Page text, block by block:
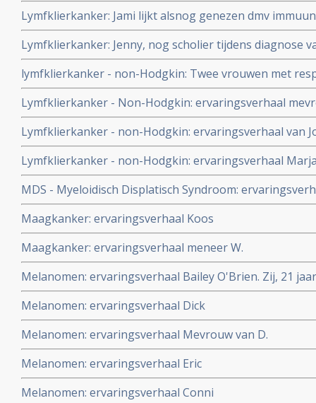
Lymfklierkanker: Jami lijkt alsnog genezen dmv
immuuntherapie van haar zwaar voorbehandelde
(non-Hodgkin)
Lymfklierkanker: Jenny, nog scholier tijdens diagnose
later genezen met immuuntherapie
lymfklierkanker - non-Hodgkin: Twee vrouwen met
eierstokkanker kiezen bewust voor geen chemo maar
Houtsmullerdieet en komen beiden in totale remissie.
in de Margriet.
Lymfklierkanker - Non-Hodgkin: ervaringsverhaal
Lymfklierkanker - non-Hodgkin: ervaringsverhaal van
Lymfklierkanker - non-Hodgkin: ervaringsverhaal
MDS - Myeloidisch Displatisch Syndroom:
Maagkanker: ervaringsverhaal Koos
Maagkanker: ervaringsverhaal meneer W.
Melanomen: ervaringsverhaal Bailey O'Brien. Zij, 21
melanoom stadium 4 waar operaties en chemo
dendritische celtherapie + Coley vaccin +
Melanomen: ervaringsverhaal Dick
Melanomen: ervaringsverhaal Mevrouw van D.
Melanomen: ervaringsverhaal Eric
Melanomen: ervaringsverhaal Conni